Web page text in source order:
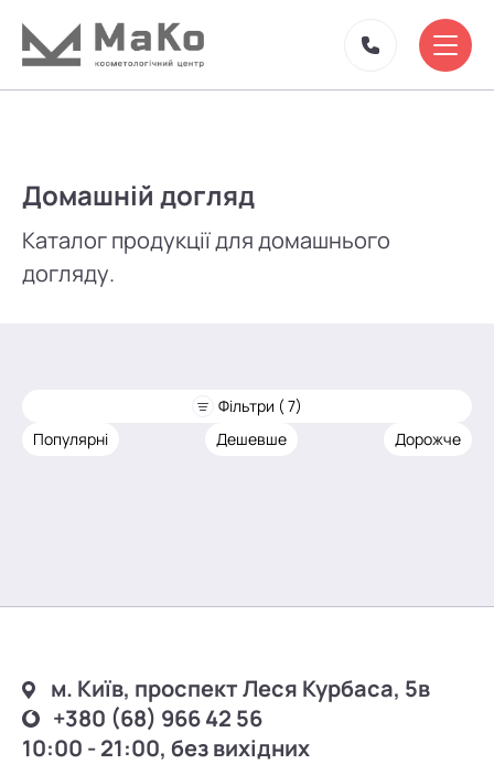
Домашній догляд
Каталог продукції для домашнього
догляду.
Фільтри ( 7)
Популярні
Дешевше Дорожче
м. Київ, проспект Леся Курбаса, 5в
+380 (68) 966 42 56
10:00 - 21:00, без вихідних